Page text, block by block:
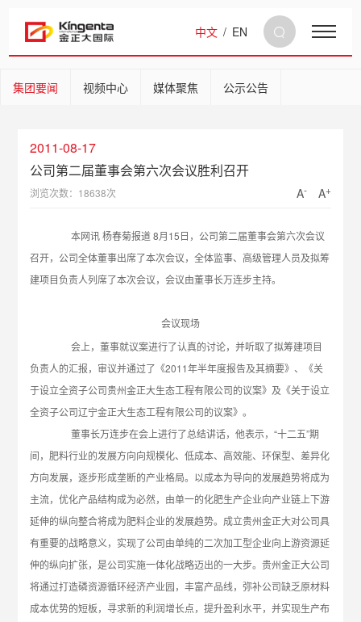
中文 / EN
集团要闻 视频中心 媒体聚焦 公示公告
2011-08-17
公司第二届董事会第六次会议胜利召开
浏览次数：18638次 A- A+
本网讯 杨春菊报道 8月15日，公司第二届董事会第六次会议
召开，公司全体董事出席了本次会议，全体监事、高级管理人员及拟筹
建项目负责人列席了本次会议，会议由董事长万连步主持。
会议现场
会上，董事就议案进行了认真的讨论，并听取了拟筹建项目
负责人的汇报，审议并通过了《2011年半年度报告及其摘要》、《关
于设立全资子公司贵州金正大生态工程有限公司的议案》及《关于设立
全资子公司辽宁金正大生态工程有限公司的议案》。
董事长万连步在会上进行了总结讲话，他表示，“十二五”期
间，肥料行业的发展方向向规模化、低成本、高效能、环保型、差异化
方向发展，逐步形成垄断的产业格局。以成本为导向的发展趋势将成为
主流，优化产品结构成为必然，由单一的化肥生产企业向产业链上下游
延伸的纵向整合将成为肥料企业的发展趋势。成立贵州金正大对公司具
有重要的战略意义，实现了公司由单纯的二次加工型企业向上游资源延
伸的纵向扩张，是公司实施一体化战略迈出的一大步。贵州金正大公司
将通过打造磷资源循环经济产业园，丰富产品线，弥补公司缺乏原材料
成本优势的短板，寻求新的利润增长点，提升盈利水平，并实现生产布